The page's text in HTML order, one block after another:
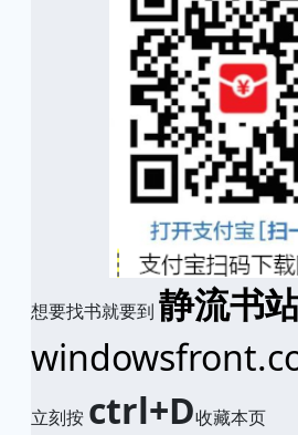
想要找书就要到 静流书
立刻按 ctrl+D收藏本页